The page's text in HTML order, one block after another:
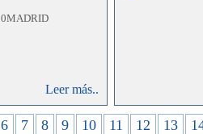
Leer más..
6 7 8 9 10 11 12 13